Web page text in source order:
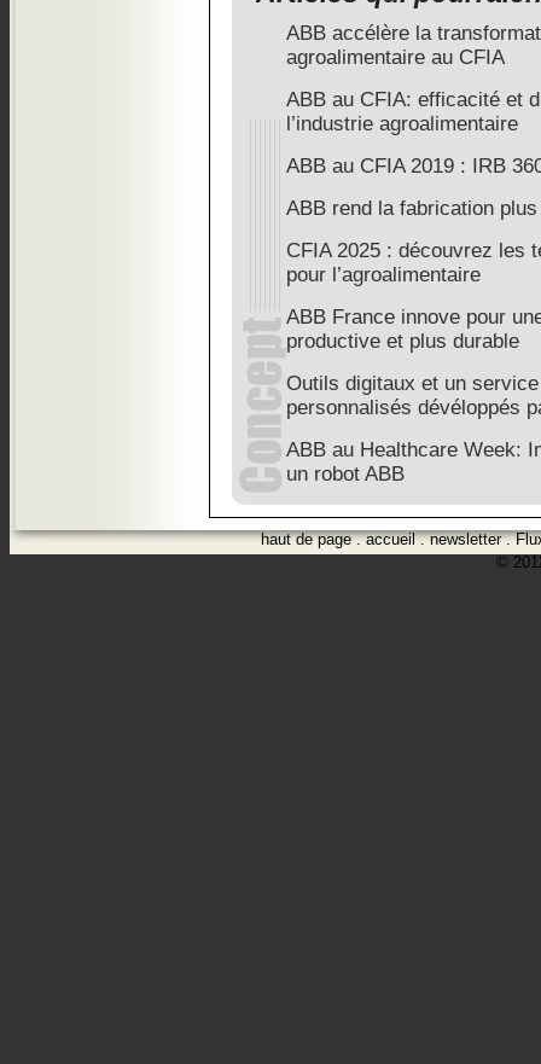
ABB accélère la
agroalimentaire au CFIA
ABB au CFIA: efficacité et
l’industrie agroalimentaire
ABB au CFIA 2019 : IRB
ABB rend la fabrication
CFIA 2025 : découvrez les
pour l’agroalimentaire
ABB France innove pour
productive et plus durable
Outils digitaux et un
personnalisés dévéloppés
ABB au Healthcare Week:
un robot ABB
haut de page.accueil.newsletter.
©